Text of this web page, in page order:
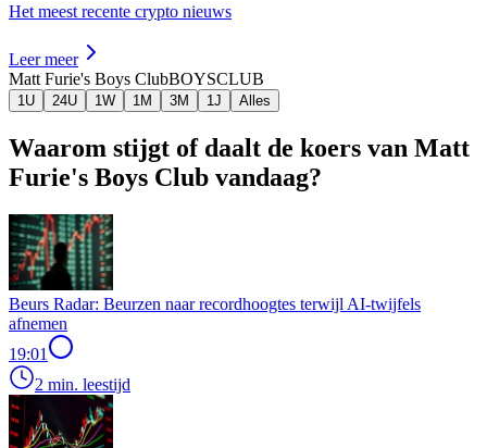
Het meest recente crypto nieuws
Leer meer
Matt Furie's Boys ClubBOYSCLUB
1U 24U 1W 1M 3M 1J Alles
Waarom stijgt of daalt de koers van Matt
Furie's Boys Club vandaag?
Beurs Radar: Beurzen naar recordhoogtes terwijl AI-twijfels
afnemen
19:01
2 min. leestijd